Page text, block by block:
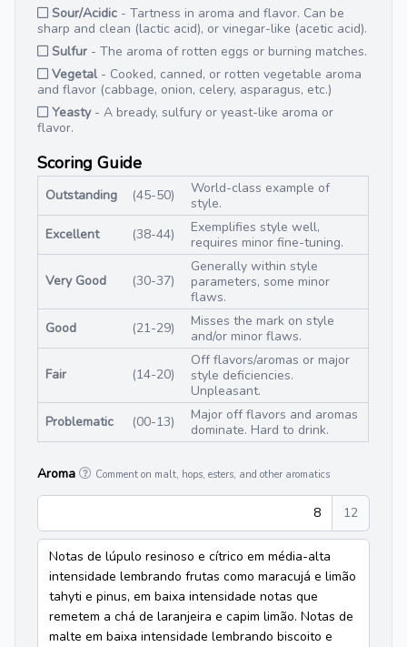
Sour/Acidic - Tartness in aroma and flavor. Can be
sharp and clean (lactic acid), or vinegar-like (acetic acid).
Sulfur - The aroma of rotten eggs or burning matches.
Vegetal- Cooked, canned, or rotten vegetable aroma
and flavor (cabbage, onion, celery, asparagus, etc.)
Yeasty- A bready, sulfury or yeast-like aroma or
flavor.
Scoring Guide
Outstanding (45-50)
World-class example of
style.
Excellent
(38-44)
Exemplifies style well,
requires minor fine-tuning.
Very Good (30-37)
Generally within style
parameters, some minor
flaws.
Good
(21-29)
Misses the mark on style
and/or minor flaws.
Fair (14-20)
Off flavors/aromas or major
style deficiencies.
Unpleasant.
Problematic
(00-13)
Major off flavors and aromas
dominate. Hard to drink.
Aroma Comment on malt, hops, esters, and other aromatics
8 12
Notas de lúpulo resinoso e cítrico em média-alta
intensidade lembrando frutas como maracujá e limão
tahyti e pinus, em baixa intensidade notas que
remetem a chá de laranjeira e capim limão. Notas de
malte em baixa intensidade lembrando biscoito e